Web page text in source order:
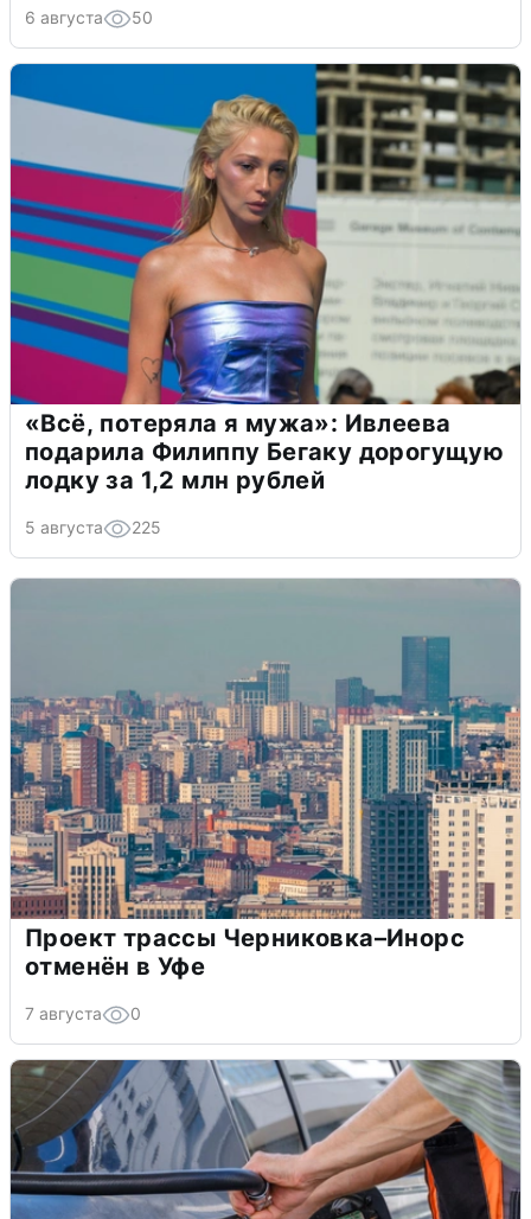
6 августа 50
«Всё, потеряла я мужа»: Ивлеева
подарила Филиппу Бегаку дорогущую
лодку за 1,2 млн рублей
5 августа 225
Проект трассы Черниковка–Инорс
отменён в Уфе
7 августа 0